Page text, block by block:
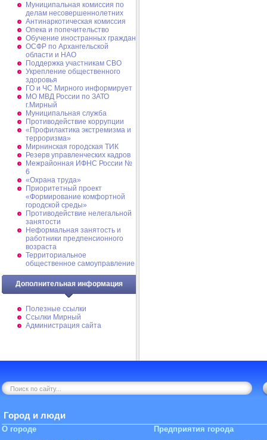
Муниципальная комиссия по
делам несовершеннолетних
Антинаркотическая комиссия
Опека и попечительство
Обучение иностранных граждан
ОСФР по Архангельской
области и НАО
Поддержка участникам СВО
Укрепление общественного
здоровья
ГО и ЧС Мирного информирует
МО МВД России по ЗАТО
г.Мирный
Муниципальная cлужба
Противодействие коррупции
«Профилактика экстремизма и
терроризма»
Мирнинская городская ТИК
Резерв управленческих кадров
Межрайонная ИФНС России №
6
«Охрана труда»
Приоритетный проект
«Формирование комфортной
городской среды»
Противодействие нелегальной
занятости
Неформальная занятость и
работники предпенсионного
возраста
Территориальное
общественное самоуправление
Дополнительная информация
Полезные ссылки
Ссылки Мирный
Администрация сайта
Город и люди
О городе Предприятия города